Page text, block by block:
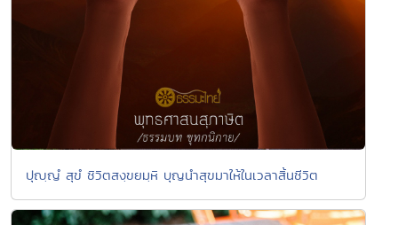
ปุญฺญํ สุขํ ชิวิตสงฺขยมฺหิ บุญนำสุขมาให้ในเวลาสิ้นชีวิต